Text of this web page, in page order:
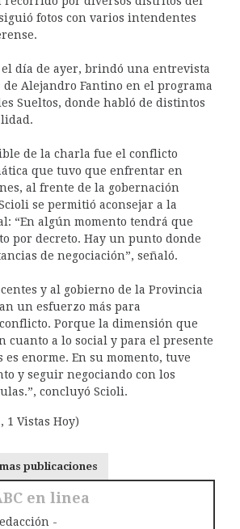
fotos con varios intendentes
el día de ayer, brindó una entrevista
Alejandro Fantino en el programa
Sueltos, donde habló de distintos
de la charla fue el conflicto
que tuvo que enfrentar en
al frente de la gobernación
se permitió aconsejar a la
“En algún momento tendrá que
por decreto. Hay un punto donde
de negociación”, señaló.
y al gobierno de la Provincia
un esfuerzo más para
Porque la dimensión que
cuanto a lo social y para el presente
enorme. En su momento, tuve
y seguir negociando con los
concluyó Scioli.
1 Vistas Hoy)
publicaciones
en linea
-